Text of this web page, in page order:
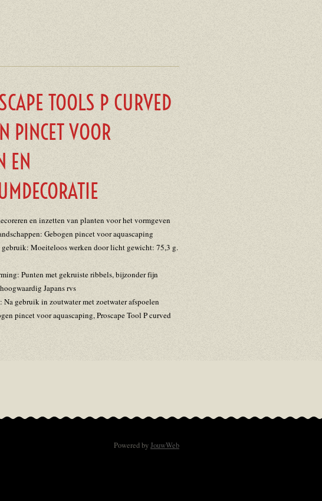
TOOLS P CURVED
PINCET VOOR
EN
en inzetten van planten voor het vormgeven
Gebogen pincet voor aquascaping
Moeiteloos werken door licht gewicht: 75,3 g.
Punten met gekruiste ribbels, bijzonder fijn
Japans rvs
Na gebruik in zoutwater met zoetwater afspoelen
pincet voor aquascaping, Proscape Tool P curved
Powered byJouwWeb